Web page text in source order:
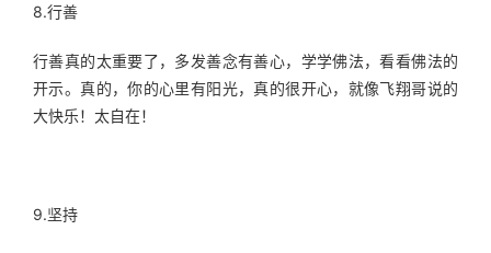
8.行善
行善真的太重要了，多发善念有善心，学学佛法，看看佛法的
开示。真的，你的心里有阳光，真的很开心，就像飞翔哥说的
大快乐！太自在！
9.坚持